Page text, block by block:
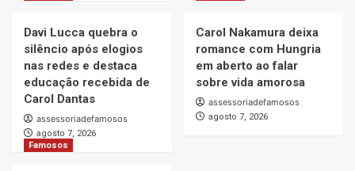
Davi Lucca quebra o
silêncio após elogios
nas redes e destaca
educação recebida de
Carol Dantas
assessoriadefamosos
agosto 7, 2026
Carol Nakamura deixa
romance com Hungria
em aberto ao falar
sobre vida amorosa
assessoriadefamosos
agosto 7, 2026
Famosos